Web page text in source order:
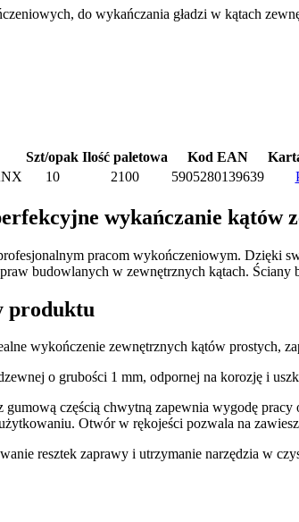
do wykańczania gładzi w kątach
Szt/opak Ilość paletowa Kod EAN
10 2100 5905280139639
wykańczanie kątów
pracom wykończeniowym. Dzięki
budowlanych w zewnętrznych kątach.
produktu
wykończenie zewnętrznych kątów prostych,
o grubości 1 mm, odpornej na korozję i
częścią chwytną zapewnia wygodę
Otwór w rękojeści pozwala na
resztek zaprawy i utrzymanie narzędzia w